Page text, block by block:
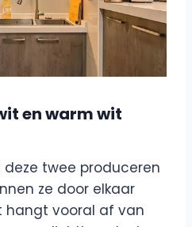
en warm wit
twee produceren
ze door elkaar
hangt vooral af van